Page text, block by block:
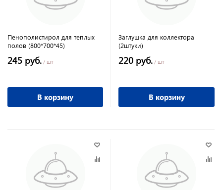
Пенополистирол для теплых
полов (800*700*45)
245 руб. / шт
В корзину
Заглушка для коллектора
(2штуки)
220 руб. / шт
В корзину